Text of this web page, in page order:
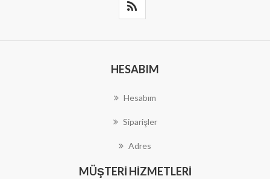
HESABIM
Hesabım
Siparişler
Adres
MÜŞTERI HIZMETLERI